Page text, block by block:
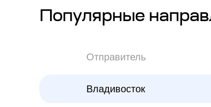
Популярные
Отправитель
Владивосток